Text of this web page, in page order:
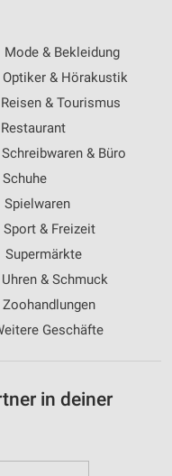
Mode & Bekleidung
Optiker & Hörakustik
Reisen & Tourismus
Restaurant
Schreibwaren & Büro
Schuhe
Spielwaren
Sport & Freizeit
Supermärkte
Uhren & Schmuck
Zoohandlungen
Geschäfte
in deiner